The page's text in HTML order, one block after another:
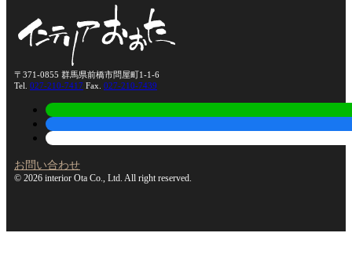
〒371-0855 群馬県前橋市問屋町1-1-6
Tel. 027-210-7417 Fax. 027-210-7439
お問い合わせ
© 2026 interior Ota Co., Ltd. All right reserved.